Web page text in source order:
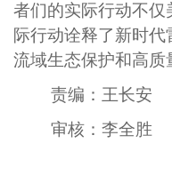
者们的实际行动不
际行动诠释了新时
流域生态保护和高质
责编：王长安
审核：李全胜